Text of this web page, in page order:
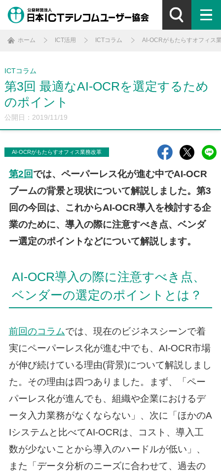
ホーム ICT活用 ICTコラム AI-OCRがもたらすオフィス
ICTコラム
第3回 最適なAI-OCRを選定するため
のポイント
公開日：2019/11/19
AI-OCRがもたらすオフィス業務改革
第2回では、ペーパーレス化が進む中でAI-OCR
ブームの背景と現状について解説しました。第3
回の今回は、これからAI-OCR導入を検討する企
業のために、導入の際に注意すべき点、ベンダ
ー選定のポイントなどについて解説します。
AI-OCR導入の際に注意すべき点、
ベンダーの選定のポイントとは？
前回のコラムでは、現在のビジネスシーンで着
実にペーパーレス化が進む中でも、AI-OCR市場
が伸び続けている理由(背景)について解説しまし
た。その理由は四つありました。まず、「ペー
パーレス化が進んでも、組織や企業におけるデ
ータ入力業務がなくならない」、次に「ほかのA
Iシステムと比べてAI-OCRは、コスト、導入工
数が少ないことから導入のハードルが低い」、
また「データ分析のニーズに合わせて、過去の